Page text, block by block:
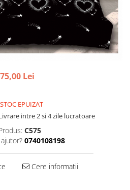
75,00 Lei
STOC EPUIZAT
intre 2 si 4 zile lucratoare
C575
0740108198
Cere informatii